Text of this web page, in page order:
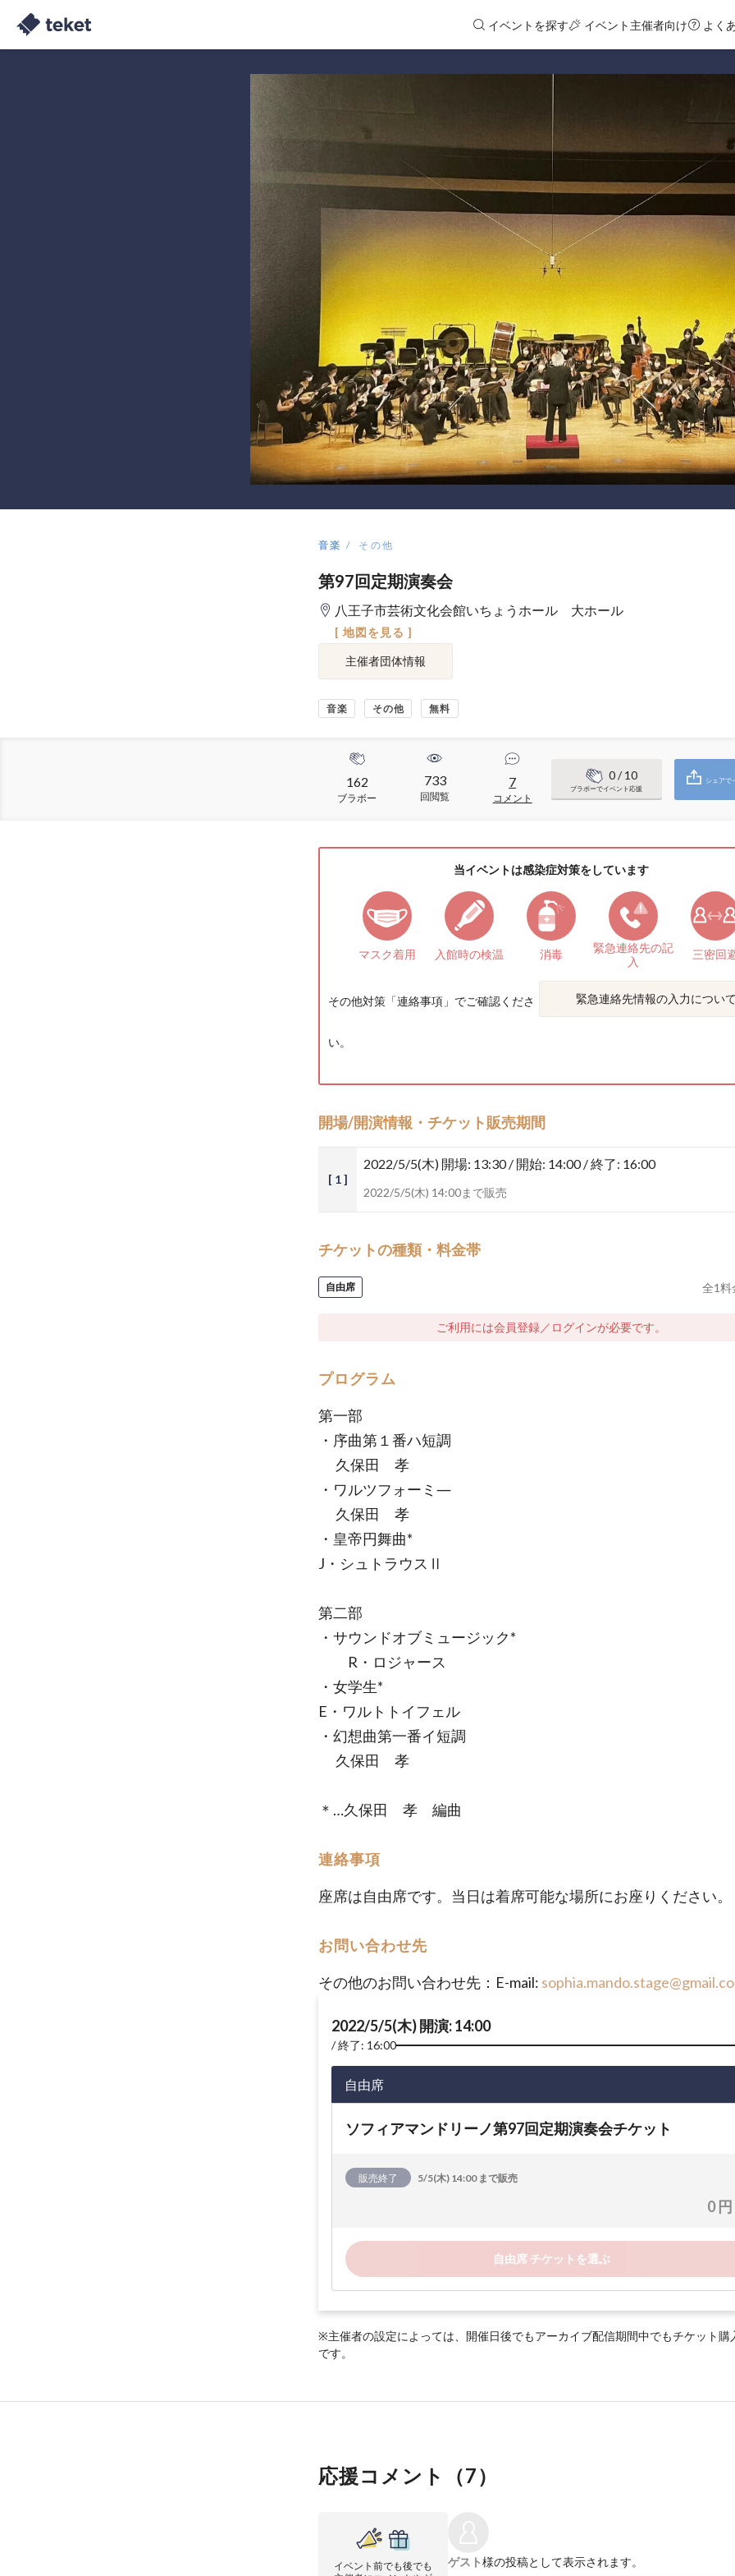
イベントを探す イベント主催者向け よく
音楽 その他
第97回定期演奏会
八王子市芸術文化会館いちょうホール 大ホール
[ 地図を見る ]
主催者団体情報
音楽 その他 無料
162
ブラボー
733
回閲覧
7
コメント
0/ 10
ブラボーでイベント応援
シェアで
当イベントは感染症対策をしています
マスク着用 入館時の検温 消毒 緊急連絡先の記
入
三密回
その他対策「連絡事項 」でご確認くださ
い。
緊急連絡先情報の入力につい
開場/開演情報・チケット販売期間
[ 1 ]
2022/5/5(木) 開場: 13:30 / 開始: 14:00 / 終了: 16:00
2022/5/5(木) 14:00まで販売
チケットの種類・料金帯
自由席 全1料
ご利用には会員登録／ログインが必要です。
プログラム
第一部
・序曲第１番ハ短調
久保田 孝
・ワルツフォーミ―
久保田 孝
・皇帝円舞曲*
J・シュトラウスⅡ
第二部
・サウンドオブミュージック*
R・ロジャース
・女学生*
E・ワルトトイフェル
・幻想曲第一番イ短調
久保田 孝
＊…久保田 孝 編曲
連絡事項
座席は自由席です。当日は着席可能な場所にお座りください。
お問い合わせ先
その他のお問い合わせ先：E-mail:
2022/5/5(木) 開演: 14:00
終了: 16:00
自由席
ソフィアマンドリーノ第97回定期演奏会チケット
販売終了 5/5(木) 14:00 まで販売
0 円
自由席 チケットを選ぶ
※主催者の設定によっては、開催日後でもアーカイブ配信期間中でもチケット購
です。
応援コメント（7）
イベント前でも後でも
ゲスト様の投稿として表示されます。